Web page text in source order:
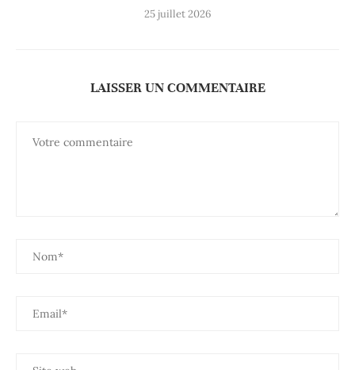
25 juillet 2026
LAISSER UN COMMENTAIRE